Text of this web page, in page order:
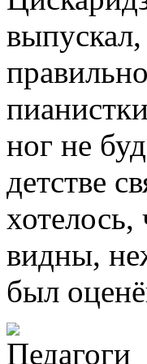
выпускал,
ног не
детстве
видны,
был